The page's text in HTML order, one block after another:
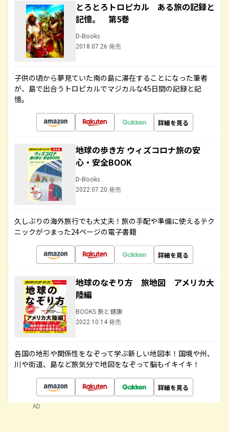
とろとろトロピカル ある旅の記録と
記憶。 第5巻
D-Books
2018.07.26 発売
子供の頃から夢見ていた南の島に滞在することになった筆者
が、島で出合うトロピカルでマジカルな45日間の記録と記
憶。
詳細を見る
地球の歩き方 ウィズコロナ旅の安
心・安全BOOK
D-Books
2022.07.20 発売
久しぶりの海外旅行でも大丈夫！旅の手配や準備に使えるテク
ニックがつまった24ページの電子書籍
詳細を見る
地球のなぞり方 旅地図 アメリカ大
陸編
BOOKS 旅と健康
2022.10.14 発売
各国の地形や関係性をなぞって学ぶ新しい地図本！国境や州、
川や街道、島など旅気分で地図をなぞって脳もイキイキ！
詳細を見る
AD